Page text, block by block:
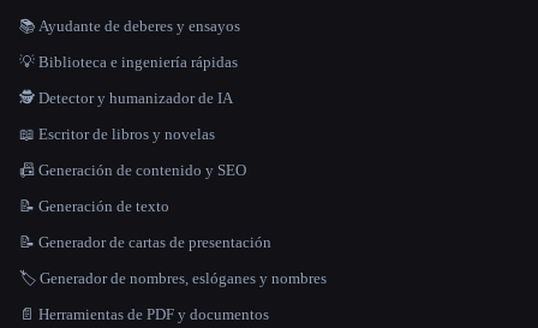
📚 Ayudante de deberes y ensayos
💡 Biblioteca e ingeniería rápidas
🕵️ Detector y humanizador de IA
📖 Escritor de libros y novelas
📠 Generación de contenido y SEO
📝 Generación de texto
📝 Generador de cartas de presentación
🏷️ Generador de nombres, eslóganes y nombres
📄 Herramientas de PDF y documentos